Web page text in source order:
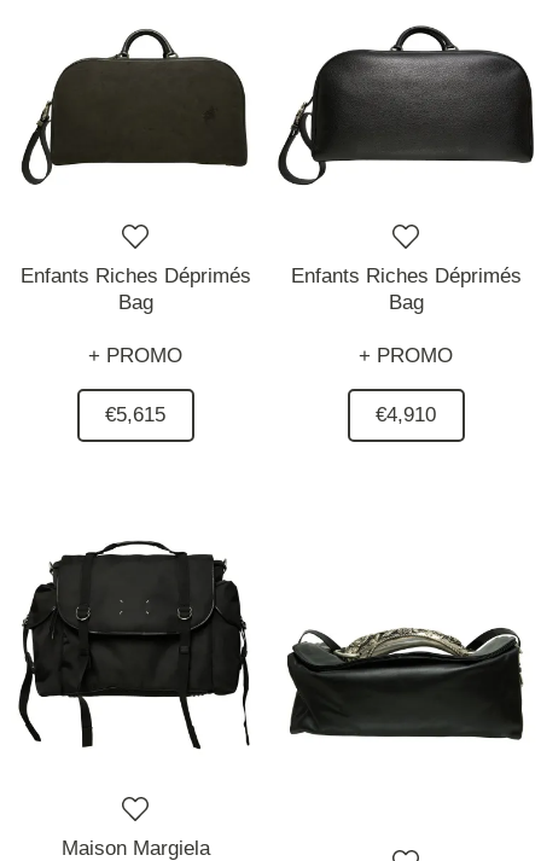
Enfants Riches Déprimés
Bag
+ PROMO
€5,615
Enfants Riches Déprimés
Bag
+ PROMO
€4,910
Maison Margiela